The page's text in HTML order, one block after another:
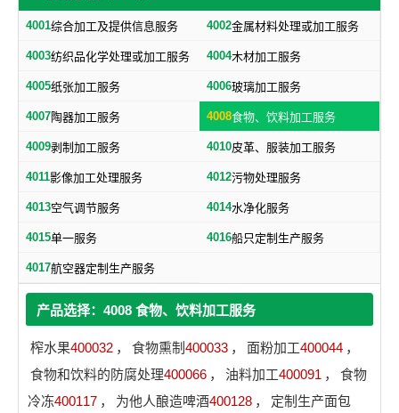
4001综合加工及提供信息服务 4002金属材料处理或加工服务
4003纺织品化学处理或加工服务 4004木材加工服务
4005纸张加工服务 4006玻璃加工服务
4007陶器加工服务 4008食物、饮料加工服务
4009剥制加工服务 4010皮革、服装加工服务
4011影像加工处理服务 4012污物处理服务
4013空气调节服务 4014水净化服务
4015单一服务 4016船只定制生产服务
4017航空器定制生产服务
产品选择：4008 食物、饮料加工服务
榨水果400032 ， 食物熏制400033 ， 面粉加工400044 ，
食物和饮料的防腐处理400066 ， 油料加工400091 ，
食物
冷冻400117 ， 为他人酿造啤酒400128 ，
定制生产面包